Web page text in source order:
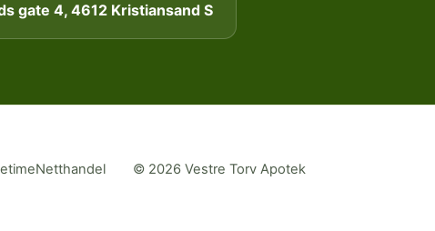
gate 4, 4612 Kristiansand S
Netthandel © 2026 Vestre Torv Apotek